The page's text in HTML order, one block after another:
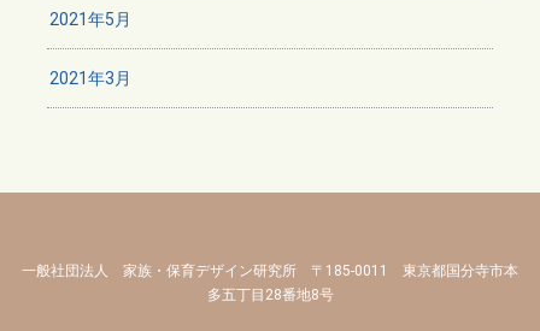
2021年5月
2021年3月
一般社団法人 家族・保育デザイン研究所 〒185-0011 東京都国分寺市本
多五丁目28番地8号